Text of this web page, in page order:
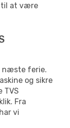
til at være
næste ferie.
og sikre
TVS
Fra
vi